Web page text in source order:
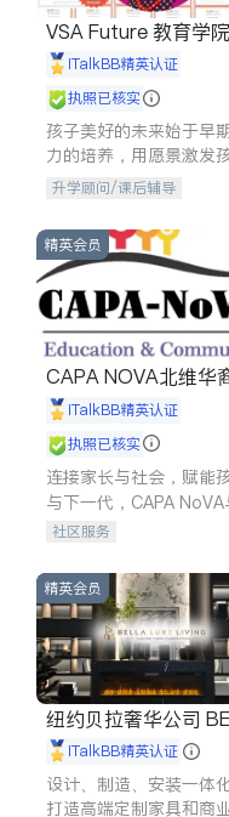
VSA Future 教育学院
iTalkBB精英认证
执照已核实
孩子美好的未来始于早
力的培养，用愿景激发
的学习潜力和动力。理念
石。
升学顾问/课后辅导
精英会员
CAPA NOVA北维华
长会iTalkBB精英认证
执照已核实
连接家长与社会，赋能
与下一代，CAPA NoVA
携手建设包容、公平、充
社区服务
精英会员
纽约贝拉奢华公司 BELL
A LUXE
iTalkBB精英认证
设计、制造、安装一体
打造高端定制家具和商